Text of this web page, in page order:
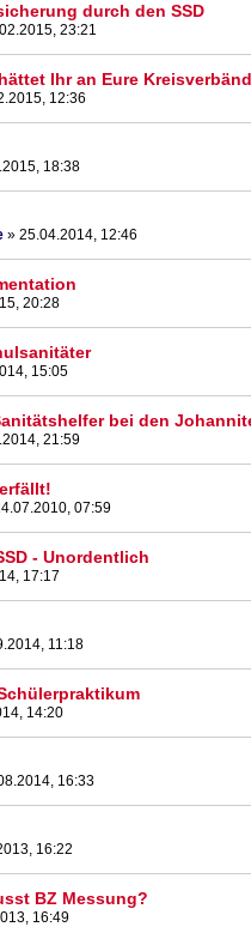
durch den SSD
23:21
Ihr an Eure
12:36
18:38
» 25.04.2014, 12:46
20:28
15:05
bei den
21:59
07:59
- Unordentlich
17:17
11:18
14:20
16:33
16:22
BZ Messung?
16:49